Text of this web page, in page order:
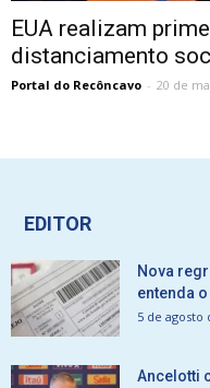
EUA realizam
distanciamento
Portal do Recôncavo - 20 de
EDITOR
Nova
entenda
5 de agosto
Ancelotti